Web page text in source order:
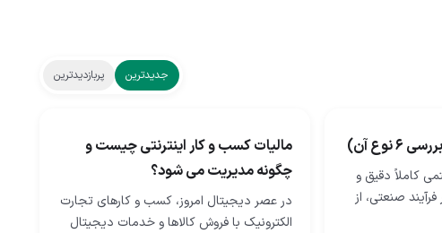
جدیدترین پربازدیدترین
آن)
کاملاً دقیق و
صنعتی، از
مالیات کسب و کار اینترنتی چیست و
چگونه مدیریت می شود؟
در عصر دیجیتال امروز، کسب‌ و کارهای تجارت
الکترونیک با فروش کالاها و خدمات دیجیتال